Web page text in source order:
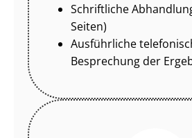
Schriftliche
Seiten)
Ausführliche
Besprechung der